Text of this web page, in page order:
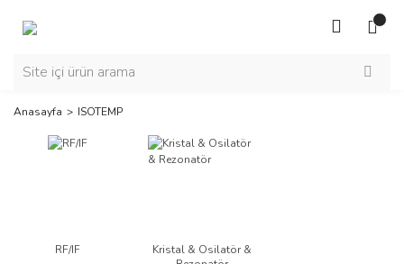
Anasayfa ISOTEMP
RF/IF
Kristal & Osilatör &